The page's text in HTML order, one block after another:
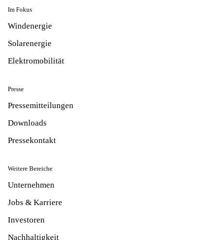
Im Fokus
Windenergie
Solarenergie
Elektromobilität
Presse
Pressemitteilungen
Downloads
Pressekontakt
Weitere Bereiche
Unternehmen
Jobs & Karriere
Investoren
Nachhaltigkeit